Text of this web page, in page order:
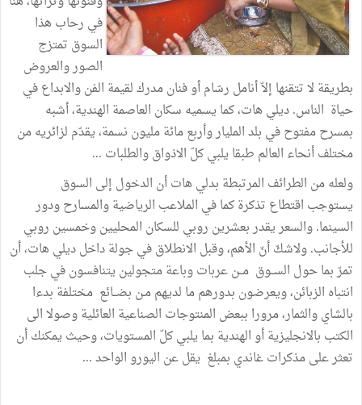
في رحاب هذا
السوق تمتزج
الصوروالعروض
بطريقة لاتتقنها إلاّأنامل رسّامأوفنانمدركلقيمة الفنوالابداعفي
حياة الناس.ديلي هات،كما يسميه سكان العاصمة الهندية،أشبه
بمسرحمفتوحفي بلدالملياروأربعمائةمليون نسمة،يقدّم لزائريهمن
مختلفأنحاء العالم طبقا يلبيكلّ الاذواقوالطلبات ...
ولعلهمن الطرائف المرتبطة بدلي هاتأن الدخول إلى السوق
يستوجب اقتطاع تذكرةكمافي الملاعب الرياضيةوالمسارحودور
السينما.والسعريقدربعشرين روبي للسكان المحليينوخمسين روبي
للأجانب.ولاشكّأنّ الأهم،وقبل الانطلاقفيجولةداخلديلي هات،أن
تمرّبماحول الســوق مــنعرباتوباعةمتجولين يتنافسونفيجلب
انتباه الزبائن،ويعرضون بدورهمما لديهممـن بضــائع مختلفة بدءا
بالشايوالثمار،مرورا ببعض المنتوجات الصناعية العائليةوصولاالى
الكتب بالانجليزيةأوالهندية بما يلبيكلّ المستويات،وحيث يمكنكأن
تعثرعلىمذكراتغاندي بمبلغ يقلعن اليوروالواحد...